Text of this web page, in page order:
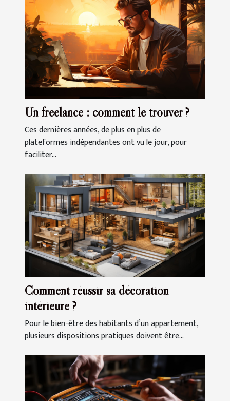
Un freelance : comment le trouver ?
Ces dernières années, de plus en plus de
plateformes indépendantes ont vu le jour, pour
faciliter...
Comment réussir sa décoration
intérieure ?
Pour le bien-être des habitants d’un appartement,
plusieurs dispositions pratiques doivent être...